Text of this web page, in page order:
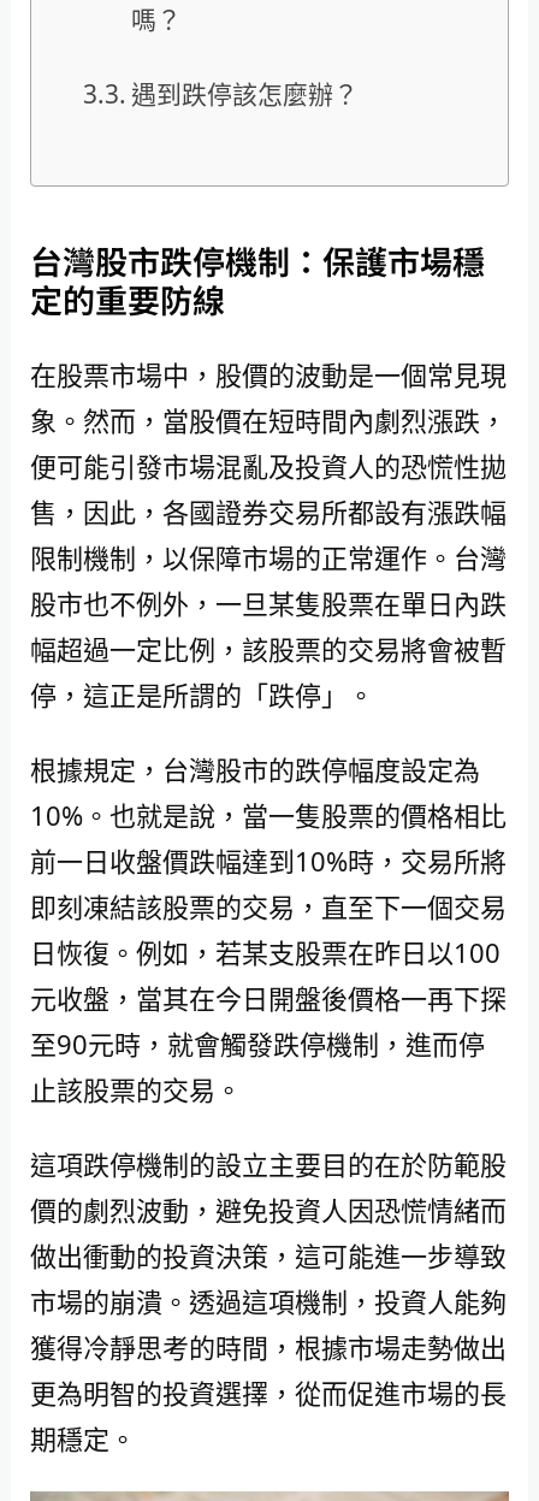
嗎？
遇到跌停該怎麼辦？
台灣股市跌停機制：保護市場穩
定的重要防線
在股票市場中，股價的波動是一個常見現
象。然而，當股價在短時間內劇烈漲跌，
便可能引發市場混亂及投資人的恐慌性拋
售，因此，各國證券交易所都設有漲跌幅
限制機制，以保障市場的正常運作。台灣
股市也不例外，一旦某隻股票在單日內跌
幅超過一定比例，該股票的交易將會被暫
停，這正是所謂的「跌停」。
根據規定，台灣股市的跌停幅度設定為
10%。也就是說，當一隻股票的價格相比
前一日收盤價跌幅達到10%時，交易所將
即刻凍結該股票的交易，直至下一個交易
日恢復。例如，若某支股票在昨日以100
元收盤，當其在今日開盤後價格一再下探
至90元時，就會觸發跌停機制，進而停
止該股票的交易。
這項跌停機制的設立主要目的在於防範股
價的劇烈波動，避免投資人因恐慌情緒而
做出衝動的投資決策，這可能進一步導致
市場的崩潰。透過這項機制，投資人能夠
獲得冷靜思考的時間，根據市場走勢做出
更為明智的投資選擇，從而促進市場的長
期穩定。